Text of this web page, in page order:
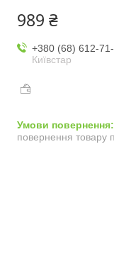
989 ₴
+380 (68) 612-
Київстар
повернення товару